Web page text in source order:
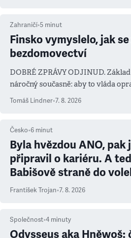
Zahraničí•5 minut
Finsko vymyslelo, jak
bezdomovectví
DOBRÉ ZPRÁVY ODJINUD.
náročný současně: aby to vláda
prioritu
Tomáš Lindner•7. 8. 2026
Česko•6 minut
Byla hvězdou ANO, pak
připravil o kariéru. A
Babišově straně do
František Trojan•7. 8. 2026
Společnost•4 minuty
Odysseus aka Hněwoš: